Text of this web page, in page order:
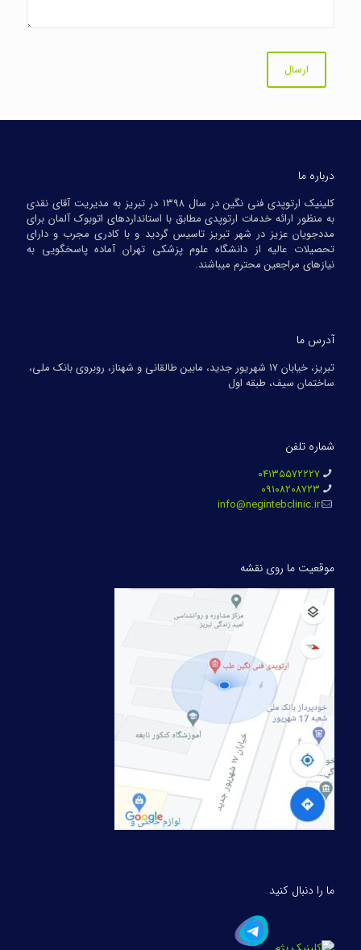
درباره ما
کلینیک ارتوپدی فنی نگین در سال ۱۳۹۸ در تبریز به مدیریت آقای نقدی
به منظور ارائه خدمات ارتوپدی مطابق با استانداردهای اتوبوک آلمان برای
مددجویان عزیز در شهر تبریز تاسیس گردید و با کادری مجرب و دارای
تحصیلات عالیه از دانشگاه علوم پزشکی تهران آماده پاسخگویی به
نیازهای مراجعین محترم میباشند.
آدرس ما
تبریز، خیابان ۱۷ شهریور جدید، مابین طالقانی و شهناز، روبروی بانک ملی،
ساختمان سیف، طبقه اول
شماره تلفن
۰۴۱۳۵۵۷۲۲۲۷
۰۹۱۰۸۲۰۸۷۲۳
info@negintebclinic.ir
موقعیت ما روی نقشه
ما را دنبال کنید